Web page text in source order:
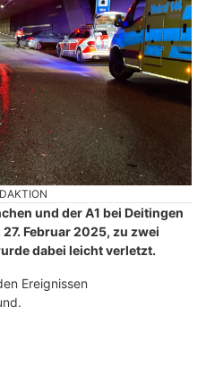
und der A1 bei Deitingen
Februar 2025, zu zwei
dabei leicht verletzt.
Ereignissen